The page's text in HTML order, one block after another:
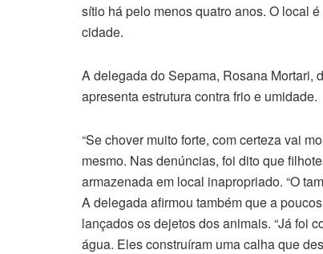
sítio há pelo menos quatro anos. O local
cidade.
A delegada do Sepama, Rosana Mortari,
apresenta estrutura contra frio e umidade.
“Se chover muito forte, com certeza vai
mesmo. Nas denúncias, foi dito que
armazenada em local inapropriado. “O
A delegada afirmou também que a
lançados os dejetos dos animais. “Já foi
água. Eles construíram uma calha que